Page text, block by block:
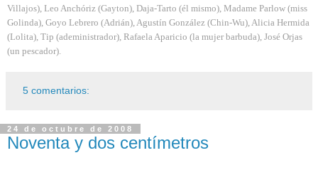
Villajos), Leo Anchóriz (Gayton), Daja-Tarto (él mismo), Madame Parlow (miss
Golinda), Goyo Lebrero (Adrián), Agustín González (Chin-Wu), Alicia Hermida
(Lolita), Tip (adeministrador), Rafaela Aparicio (la mujer barbuda), José Orjas
(un pescador).
5 comentarios:
24 de octubre de 2008
Noventa y dos centímetros